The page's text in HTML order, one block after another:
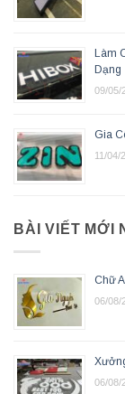
Làm
Dạng
09/05/
Gia
11/04/
BÀI VIẾT MỚI
Chữ
06/08/
06/08/